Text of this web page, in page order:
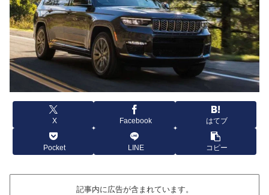
X Facebook はてブ
Pocket LINE コピー
記事内に広告が含まれています。